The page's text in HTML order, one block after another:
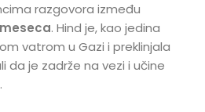
razgovora između
. Hind je, kao jedina
vatrom u Gazi i preklinjala
da je zadrže na vezi i učine